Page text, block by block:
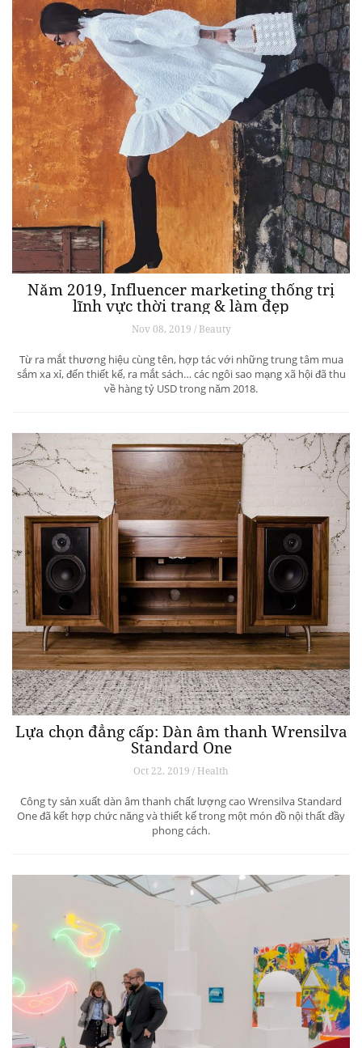
Năm 2019, Influencer marketing thống trị
lĩnh vực thời trang & làm đẹp
Nov 08, 2019 / Beauty
Từ ra mắt thương hiệu cùng tên, hợp tác với những trung tâm mua
sắm xa xỉ, đến thiết kế, ra mắt sách… các ngôi sao mạng xã hội đã thu
về hàng tỷ USD trong năm 2018.
Lựa chọn đẳng cấp: Dàn âm thanh Wrensilva
Standard One
Oct 22, 2019 / Health
Công ty sản xuất dàn âm thanh chất lượng cao Wrensilva Standard
One đã kết hợp chức năng và thiết kế trong một món đồ nội thất đầy
phong cách.